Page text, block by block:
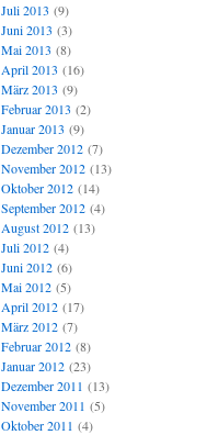
Juli 2013 (9)
Juni 2013 (3)
Mai 2013 (8)
April 2013 (16)
März 2013 (9)
Februar 2013 (2)
Januar 2013 (9)
Dezember 2012(7)
November 2012(13)
Oktober 2012(14)
September 2012(4)
August 2012(13)
Juli 2012(4)
Juni 2012(6)
Mai 2012(5)
April 2012(17)
März 2012(7)
Februar 2012(8)
Januar 2012(23)
Dezember 2011 (13)
November 2011 (5)
Oktober 2011 (4)